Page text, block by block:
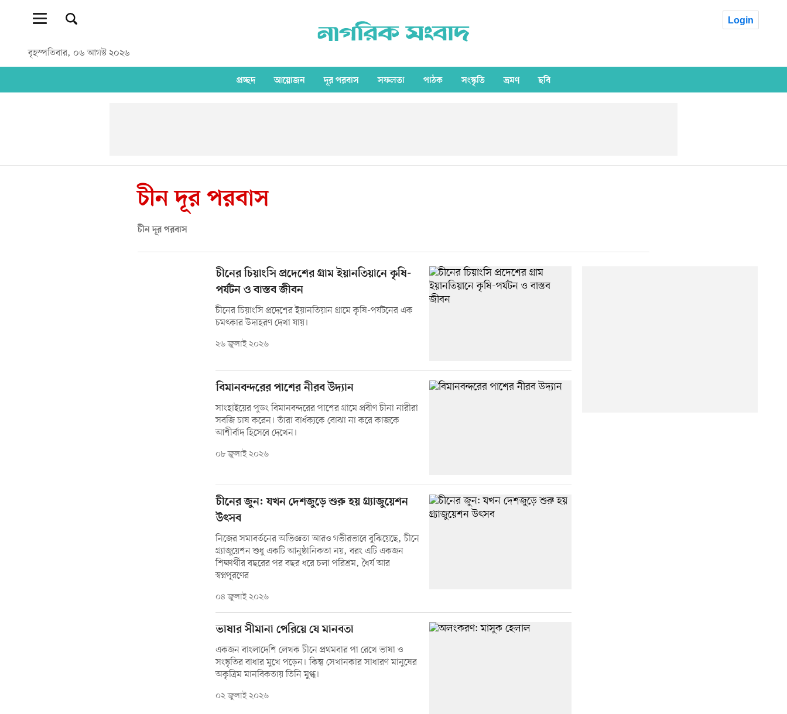
বৃহস্পতিবার, ০৬ আগস্ট ২০২৬
Login
প্রচ্ছদ আয়োজন দূর পরবাস সফলতা পাঠক সংস্কৃতি ভ্রমণ ছবি
চীন দূর পরবাস
চীন দূর পরবাস
চীনের চিয়াংসি প্রদেশের গ্রাম ইয়ানতিয়ানে কৃষি-
পর্যটন ও বাস্তব জীবন
চীনের চিয়াংসি প্রদেশের ইয়ানতিয়ান গ্রামে কৃষি-পর্যটনের এক
চমৎকার উদাহরণ দেখা যায়।
২৬ জুলাই ২০২৬
বিমানবন্দরের পাশের নীরব উদ্যান
সাংহাইয়ের পুডং বিমানবন্দরের পাশের গ্রামে প্রবীণ চীনা নারীরা
সবজি চাষ করেন। তাঁরা বার্ধক্যকে বোঝা না করে কাজকে
আশীর্বাদ হিসেবে দেখেন।
০৮ জুলাই ২০২৬
চীনের জুন: যখন দেশজুড়ে শুরু হয় গ্র্যাজুয়েশন
উৎসব
নিজের সমাবর্তনের অভিজ্ঞতা আরও গভীরভাবে বুঝিয়েছে, চীনে
গ্র্যাজুয়েশন শুধু একটি আনুষ্ঠানিকতা নয়, বরং এটি একজন
শিক্ষার্থীর বছরের পর বছর ধরে চলা পরিশ্রম, ধৈর্য আর
স্বপ্নপূরণের
০৪ জুলাই ২০২৬
ভাষার সীমানা পেরিয়ে যে মানবতা
একজন বাংলাদেশি লেখক চীনে প্রথমবার পা রেখে ভাষা ও
সংস্কৃতির বাধার মুখে পড়েন। কিন্তু সেখানকার সাধারণ মানুষের
অকৃত্রিম মানবিকতায় তিনি মুগ্ধ।
০২ জুলাই ২০২৬